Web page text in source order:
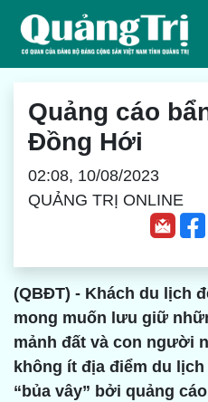
Quảng cáo
Đồng Hới
02:08, 10/08/2023
QUẢNG TRỊ ONLINE
(QBĐT) - Khách du lịch
mong muốn lưu giữ
mảnh đất và con người
không ít địa điểm du
“bủa vây” bởi quảng